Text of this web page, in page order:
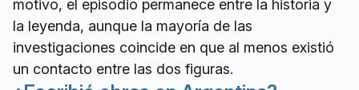
motivo, el episodio permanece entre la historia y
la leyenda, aunque la mayoría de las
investigaciones coincide en que al menos existió
un contacto entre las dos figuras.